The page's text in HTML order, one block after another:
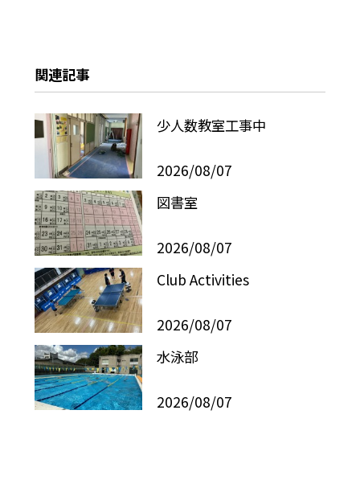
関連記事
少人数教室工事中
2026/08/07
図書室
2026/08/07
Club Activities
2026/08/07
水泳部
2026/08/07